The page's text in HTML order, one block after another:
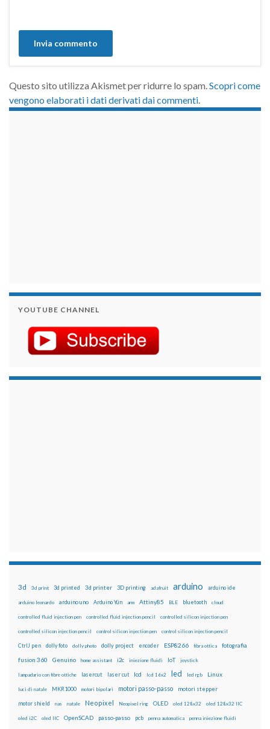
Questo sito utilizza Akismet per ridurre lo spam.Scopri come
vengono elaborati i dati derivati dai commenti.
YOUTUBE CHANNEL
3d 3d print 3d printed 3d printer 3D printing adafruit arduino arduino ide
arduino leonardo arduino uno Arduino Yún arm Attiny85 BLE bluetooth cloud
controlled fluid injection pen controlled fluid injection pencil controlled silicon injection pen
controlled silicon injection pencil control silicon injection pen control silicon injection pencil
CtrlJ pen dolly foto dolly photo dolly project encoder ESP8266 fibra ottica fotografia
fusion 360 Genuino home assistant i2c iniezione fluidi IoT joystick
lampadario con fibre ottiche lasercut laser cut lcd lcd 16x2 led led rgb Linux
luci di natale MKR1000 motori bipolari motori passo-passo motori stepper
motor shield nas natale Neopixel Neopixel ring OLED oled 128x32 oled 128x32 IIC
oled i2C oled IIC OpenSCAD passo-passo pcb penna automatica penna iniezione fluidi